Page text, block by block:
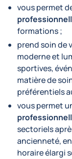
vous permet
formations ;
prend soin de
moderne et
sportives,
matière de
préférentiels
vous permet
sectoriels
ancienneté,
horaire élargi